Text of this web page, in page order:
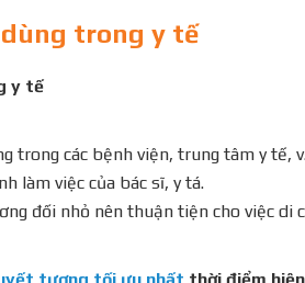
trong y tế
y tế
trong các bệnh viện, trung tâm y tế,
làm việc của bác sĩ, y tá.
đối nhỏ nên thuận tiện cho việc di